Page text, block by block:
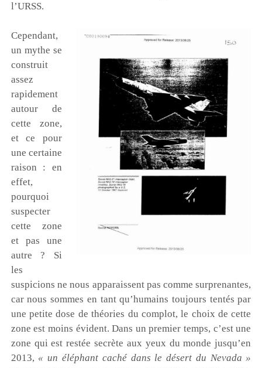
l’URSS.
Cependant,
un mythe se
construit
assez
rapidement
autour de
cette zone,
et ce pour
une certaine
raison : en
effet,
pourquoi
suspecter
cette zone
et pas une
autre ? Si
les
suspicions ne nous apparaissent pas comme surprenantes,
car nous sommes en tant qu’humains toujours tentés par
une petite dose de théories du complot, le choix de cette
zone est moins évident. Dans un premier temps, c’est une
zone qui est restée secrète aux yeux du monde jusqu’en
2013, « un éléphant caché dans le désert du Nevada »